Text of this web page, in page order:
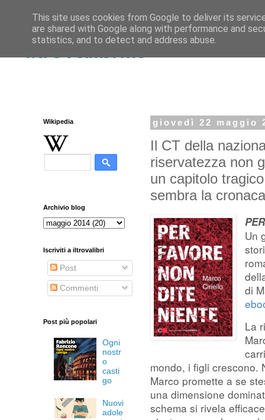
iltrovalibri.it
giovedì 22 maggio
Il CT della
riservatezza non
un capitolo
sembra la
Un
di
La
mondo, i figli crescono.
Marco promette a se
una dimensione
schema si rivela
Wikipedia
Archivio blog
Iscriviti a iltrovalibri
Post
Commenti
Post più popolari
Ogni
nostr
o
casti
go
Nuovi
adole
This site uses cookies from Google to deliver its
are shared with Google along with performance and
statistics, and to detect and address abuse.